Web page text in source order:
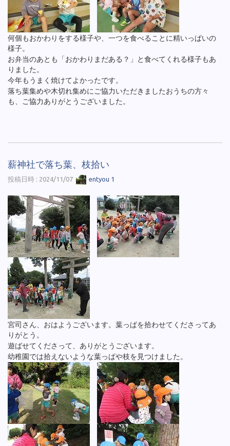
何個もおかわりをする様子や、一つを食べることに精いっぱいの
様子。
お弁当のあとも「おかわりまだある？」と食べてくれる様子もあ
りました。
今年もうまく焼けてよかったです。
落ち葉集めや木切れ集めにご協力いただきましたおうちの方々
も、ご協力ありがとうございました。
薪神社で落ち葉、枝拾い
投稿日時 : 2024/11/07 entyou 1
宮司さん、おはようございます。葉っぱを拾わせてくださってあ
りがとう。
遊ばせてくださって、ありがとうございます。
幼稚園では拾えないような葉っぱや枝を見つけました。